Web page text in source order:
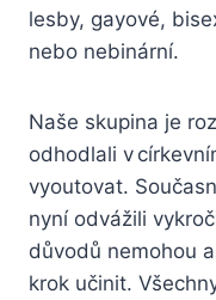
lesby, gayové,
nebo nebinární.
Naše skupina je
odhodlali v
vyoutovat.
nyní odvážili
důvodů nemohou
krok učinit.